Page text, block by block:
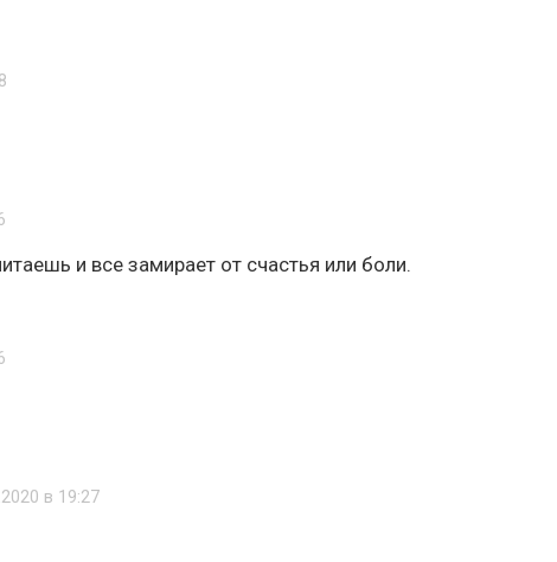
и все замирает от счастья или боли.
в 19:27